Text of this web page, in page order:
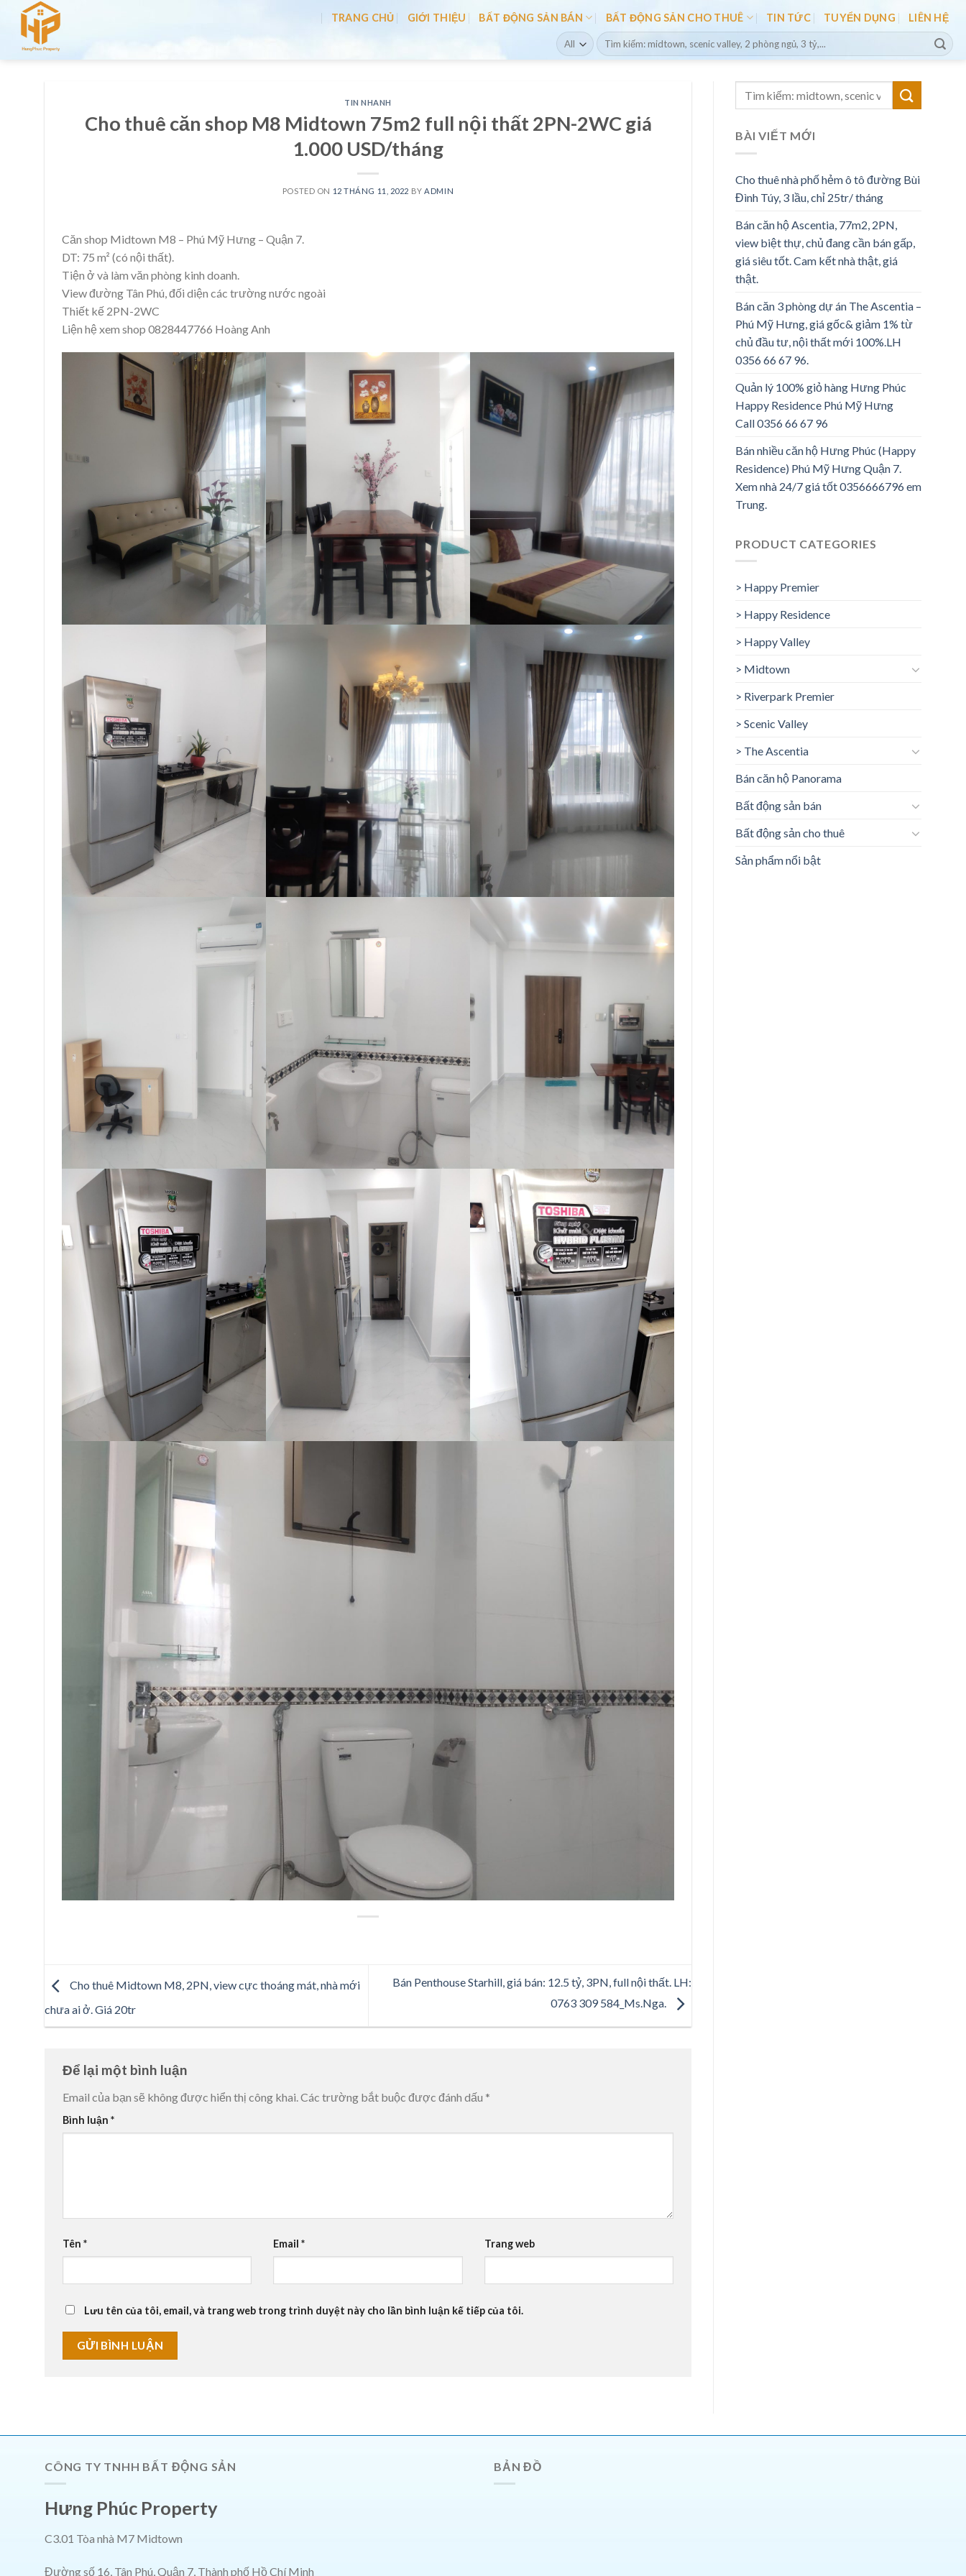
content
TRANG CHỦ GIỚI THIỆU BẤT ĐỘNG SẢN BÁN BẤT ĐỘNG SẢN CHO THUÊ TIN TỨC TUYỂN DỤNG LIÊN HỆ
Search
for:
TIN NHANH
Cho thuê căn shop M8 Midtown 75m2 full nội thất 2PN-2WC giá
1.000 USD/tháng
POSTED ON 12 THÁNG 11, 2022 BY ADMIN
Căn shop Midtown M8 – Phú Mỹ Hưng – Quận 7.
DT: 75 m² (có nội thất).
Tiện ở và làm văn phòng kinh doanh.
View đường Tân Phú, đối diện các trường nước ngoài
Thiết kế 2PN-2WC
Liện hệ xem shop 0828447766 Hoàng Anh
Cho thuê Midtown M8, 2PN, view cực thoáng mát, nhà mới
chưa ai ở. Giá 20tr
Bán Penthouse Starhill, giá bán: 12.5 tỷ, 3PN, full nội thất. LH:
0763 309 584_Ms.Nga.
Để lại một bình luận
Email của bạn sẽ không được hiển thị công khai. Các trường bắt buộc được đánh dấu *
Bình luận *
Tên * Email* Trang web
Lưu tên của tôi, email, và trang web trong trình duyệt này cho lần bình luận kế tiếp của tôi.
BÀI VIẾT MỚI
Cho thuê nhà phố hẻm ô tô đường Bùi
Đình Túy, 3 lầu, chỉ 25tr/ tháng
Bán căn hộ Ascentia, 77m2, 2PN,
view biệt thự, chủ đang cần bán gấp,
giá siêu tốt. Cam kết nhà thật, giá
thật.
Bán căn 3 phòng dự án The Ascentia –
Phú Mỹ Hưng, giá gốc& giảm 1% từ
chủ đầu tư, nội thất mới 100%.LH
0356 66 67 96.
Quản lý 100% giỏ hàng Hưng Phúc
Happy Residence Phú Mỹ Hưng
Call 0356 66 67 96
Bán nhiều căn hộ Hưng Phúc (Happy
Residence) Phú Mỹ Hưng Quận 7.
Xem nhà 24/7 giá tốt 0356666796 em
Trung.
PRODUCT CATEGORIES
> Happy Premier
> Happy Residence
> Happy Valley
> Midtown
> Riverpark Premier
> Scenic Valley
> The Ascentia
Bán căn hộ Panorama
Bất động sản bán
Bất động sản cho thuê
Sản phẩm nổi bật
CÔNG TY TNHH BẤT ĐỘNG SẢN
Hưng Phúc Property
C3.01 Tòa nhà M7 Midtown
Đường số 16, Tân Phú, Quận 7, Thành phố Hồ Chí Minh
BẢN ĐỒ